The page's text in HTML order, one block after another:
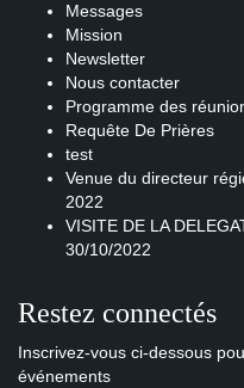
Messages
Mission
Newsletter
Nous contacter
Programme des
Requête De Prières
test
Venue du directeur
2022
VISITE DE LA
30/10/2022
Restez connectés
Inscrivez-vous ci-dessous
événements